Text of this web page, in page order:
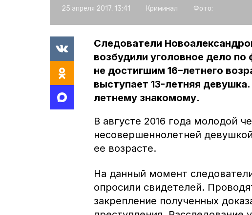
25 апреля 2017, 13:41 Криминал Фото:
Следователи
возбудили уголовное дело
не достигшим 16–летнего
выступает 13-летняя
летнему знакомому.
В августе 2016 года молодой
несовершеннолетней
ее возрасте.
На данный момент
опросили свидетелей.
закрепление полученных